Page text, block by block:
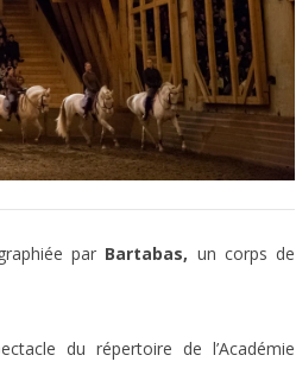
par Bartabas, un corps de
du répertoire de l’Académie